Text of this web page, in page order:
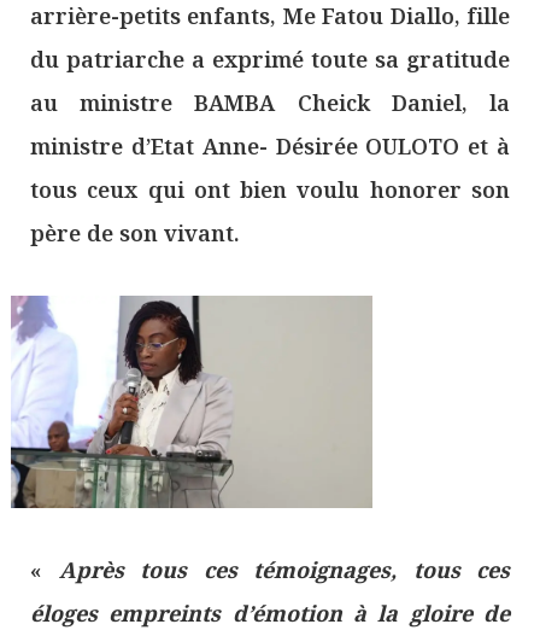
arrière-petits enfants, Me Fatou Diallo, fille
du patriarche a exprimé toute sa gratitude
au ministre BAMBA Cheick Daniel, la
ministre d’Etat Anne- Désirée OULOTO et à
tous ceux qui ont bien voulu honorer son
père de son vivant.
« Après tous ces témoignages, tous ces
éloges empreints d’émotion à la gloire de